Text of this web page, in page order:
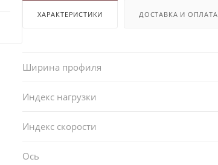
ХАРАКТЕРИСТИКИ ДОСТАВКА И ОПЛАТА
Ширина профиля
Индекс нагрузки
Индекс скорости
Ось